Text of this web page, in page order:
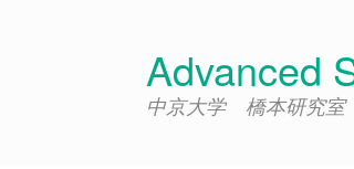
Advanced
中京大学 橋本研究室